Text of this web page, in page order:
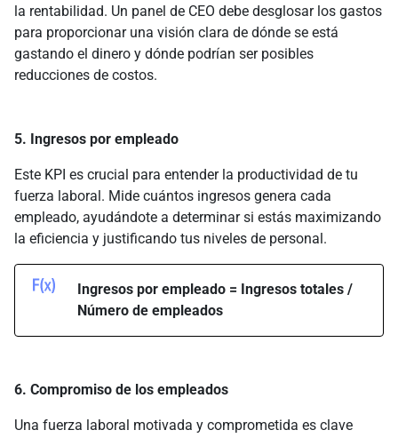
la rentabilidad. Un panel de CEO debe desglosar los gastos
para proporcionar una visión clara de dónde se está
gastando el dinero y dónde podrían ser posibles
reducciones de costos.
5. Ingresos por empleado
Este KPI es crucial para entender la productividad de tu
fuerza laboral. Mide cuántos ingresos genera cada
empleado, ayudándote a determinar si estás maximizando
la eficiencia y justificando tus niveles de personal.
Ingresos por empleado = Ingresos totales /
Número de empleados
6. Compromiso de los empleados
Una fuerza laboral motivada y comprometida es clave